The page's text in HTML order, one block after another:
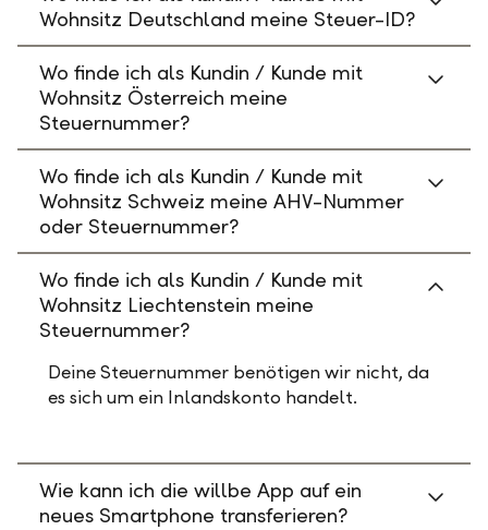
Wohnsitz Deutschland meine Steuer-ID?
Wo finde ich als Kundin / Kunde mit
Wohnsitz Österreich meine
Steuernummer?
Wo finde ich als Kundin / Kunde mit
Wohnsitz Schweiz meine AHV-Nummer
oder Steuernummer?
Wo finde ich als Kundin / Kunde mit
Wohnsitz Liechtenstein meine
Steuernummer?
Deine Steuernummer benötigen wir nicht, da
es sich um ein Inlandskonto handelt.
Wie kann ich die willbe App auf ein
neues Smartphone transferieren?